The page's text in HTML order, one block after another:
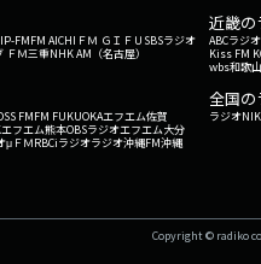
FMFM AICHI ＦＭ ＧＩＦＵ SBSラジオ
ＦＭ三重NHK AM（名古屋）
近畿の
ABCラジオ
Kiss FM
wbs和歌
FMFM FUKUOKAエフエム佐賀
フエム熊本OBSラジオエフエム大分
μＦＭRBCiラジオラジオ沖縄FM沖縄
全国の
ラジオ
Copyright © radiko